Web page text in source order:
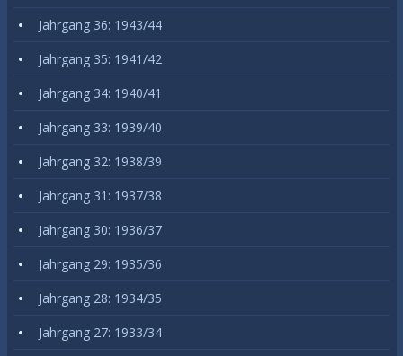
Jahrgang 36: 1943/44
Jahrgang 35: 1941/42
Jahrgang 34: 1940/41
Jahrgang 33: 1939/40
Jahrgang 32: 1938/39
Jahrgang 31: 1937/38
Jahrgang 30: 1936/37
Jahrgang 29: 1935/36
Jahrgang 28: 1934/35
Jahrgang 27: 1933/34